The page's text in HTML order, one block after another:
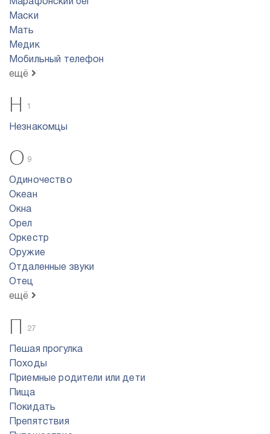
Марафонский бег
Маски
Мать
Медик
Мобильный телефон
ещё
Н 1
Незнакомцы
О 9
Одиночество
Океан
Окна
Орел
Оркестр
Оружие
Отдаленные звуки
Отец
ещё
П 27
Пешая прогулка
Походы
Приемные родители или дети
Пища
Покидать
Препятствия